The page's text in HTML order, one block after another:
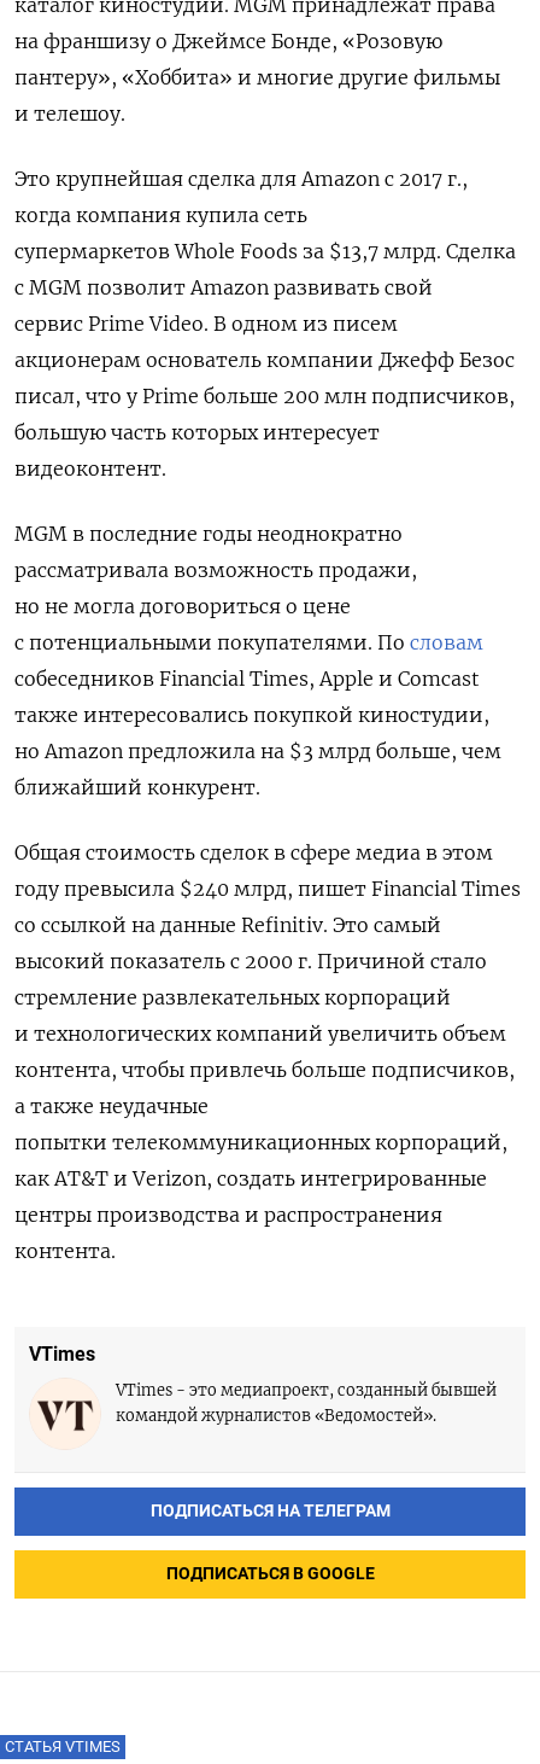
каталог киностудии. MGM принадлежат права
на франшизу о Джеймсе Бонде, «Розовую
пантеру», «Хоббита» и многие другие фильмы
и телешоу.
Это крупнейшая сделка для Amazon с 2017 г.,
когда компания купила сеть
супермаркетов Whole Foods за $13,7 млрд. Сделка
с MGM позволит Amazon развивать свой
сервис Prime Video. В одном из писем
акционерам основатель компании Джефф Безос
писал, что у Prime больше 200 млн подписчиков,
большую часть которых интересует
видеоконтент.
MGM в последние годы неоднократно
рассматривала возможность продажи,
но не могла договориться о цене
с потенциальными покупателями. По словам
собеседников Financial Times, Apple и Comcast
также интересовались покупкой киностудии,
но Amazon предложила на $3 млрд больше, чем
ближайший конкурент.
Общая стоимость сделок в сфере медиа в этом
году превысила $240 млрд, пишет Financial Times
со ссылкой на данные Refinitiv. Это самый
высокий показатель с 2000 г. Причиной стало
стремление развлекательных корпораций
и технологических компаний увеличить объем
контента, чтобы привлечь больше подписчиков,
а также неудачные
попытки телекоммуникационных корпораций,
как AT&T и Verizon, создать интегрированные
центры производства и распространения
контента.
VTimes
VTimes - это медиапроект, созданный бывшей
командой журналистов «Ведомостей».
ПОДПИСАТЬСЯ НА ТЕЛЕГРАМ
ПОДПИСАТЬСЯ В GOOGLE
СТАТЬЯ VTIMES